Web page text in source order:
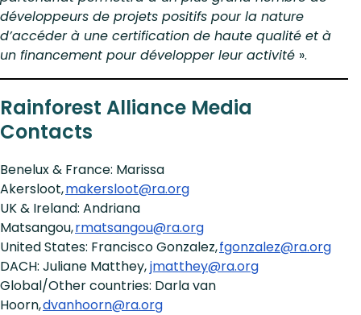
développeurs de projets positifs pour la nature
d’accéder à une certification de haute qualité et à
un financement pour développer leur activité ».
Rainforest Alliance Media
Contacts
Benelux & France: Marissa
Akersloot,makersloot@ra.org
UK & Ireland: Andriana
Matsangou,rmatsangou@ra.org
United States: Francisco Gonzalez,fgonzalez@ra.org
DACH: Juliane Matthey,jmatthey@ra.org
Global/Other countries: Darla van
Hoorn,dvanhoorn@ra.org